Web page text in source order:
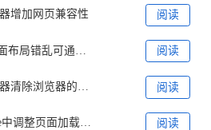
增加网页兼容性 阅读
阅读
如何通过Chrome浏览器清除浏览器的本地存储 阅读
如何在Google Chrome中调整页面加载速度 阅读